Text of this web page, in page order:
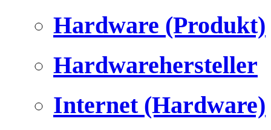
Hardware (Produkt)
Hardwarehersteller
Internet (Hardware)